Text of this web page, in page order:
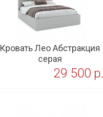
Кровать Лео Абстракция
серая
29 500 p.